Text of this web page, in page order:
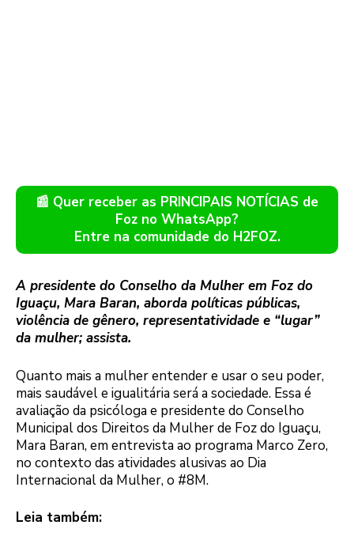
📰 Quer receber as PRINCIPAIS NOTÍCIAS de
Foz no WhatsApp?
Entre na comunidade do H2FOZ.
A presidente do Conselho da Mulher em Foz do
Iguaçu, Mara Baran, aborda políticas públicas,
violência de gênero, representatividade e “lugar”
da mulher; assista.
Quanto mais a mulher entender e usar o seu poder,
mais saudável e igualitária será a sociedade. Essa é
avaliação da psicóloga e presidente do Conselho
Municipal dos Direitos da Mulher de Foz do Iguaçu,
Mara Baran, em entrevista ao programa Marco Zero,
no contexto das atividades alusivas ao Dia
Internacional da Mulher, o #8M.
Leia também: